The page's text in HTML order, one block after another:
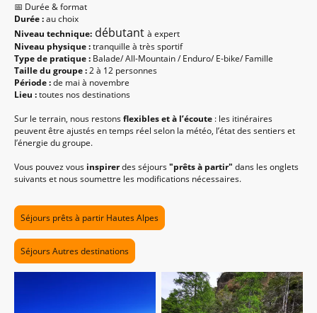
📅 Durée & format
Durée :au choix
Niveau technique: débutant à expert
Niveau physique :tranquille à très sportif
Type de pratique : Balade/ All-Mountain / Enduro/ E-bike/ Famille
Taille du groupe :2 à 12 personnes
Période :de mai à novembre
Lieu :toutes nos destinations
Sur le terrain, nous restonsflexibles et à l’écoute : les itinéraires
peuvent être ajustés en temps réel selon la météo, l’état des sentiers et
l’énergie du groupe.
Vous pouvez vous inspirerdes séjours"prêts à partir" dans les onglets
suivants et nous soumettre les modifications nécessaires.
Séjours prêts à partir Hautes Alpes
Séjours Autres destinations